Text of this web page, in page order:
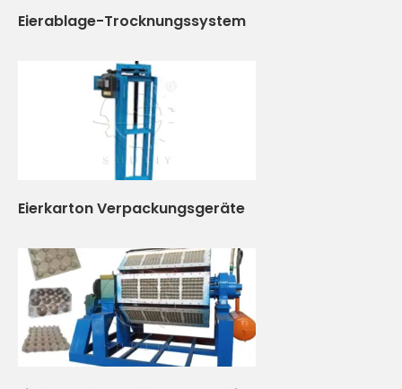
Eierablage-Trocknungssystem
Eierkarton Verpackungsgeräte